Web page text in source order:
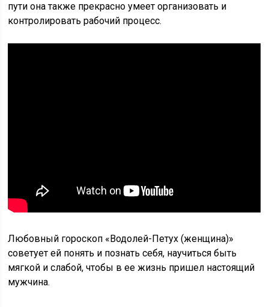
пути она также прекрасно умеет организовать и
контролировать рабочий процесс.
Любовный гороскоп «Водолей-Петух (женщина)»
советует ей понять и познать себя, научиться быть
мягкой и слабой, чтобы в ее жизнь пришел настоящий
мужчина.